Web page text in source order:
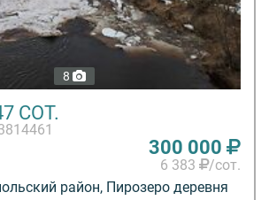
8
СОТ.
300 000
6 383
/сот.
район, Пирозеро деревня